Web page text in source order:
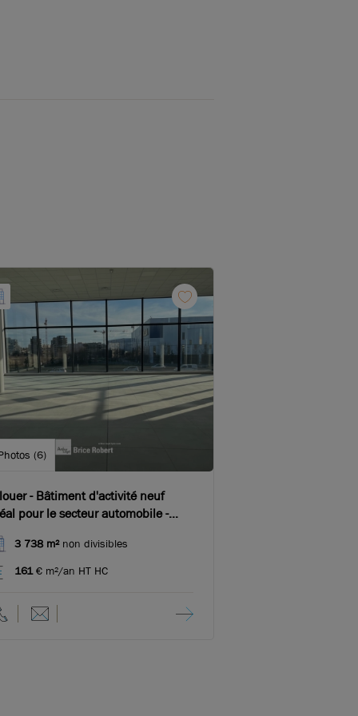
(6)
- Bâtiment d'activité neuf
pour le secteur automobile -
3 738 m²non divisibles
161€ m²/an HT HC